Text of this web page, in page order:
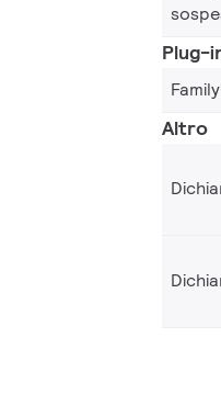
Plug-
Altro